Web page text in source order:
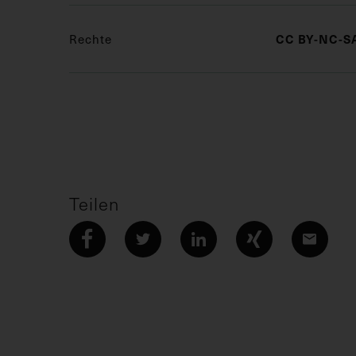
Rechte CC BY-NC-
Teilen